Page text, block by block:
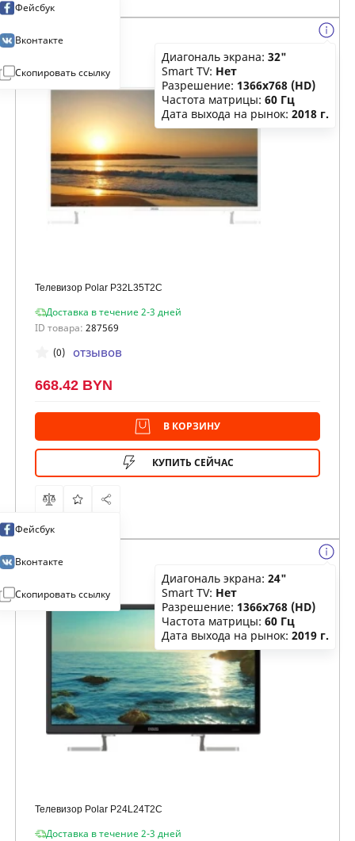
Фейсбук
Вконтакте
Скопировать ссылку
Телевизор Polar P32L35T2C
Доставка в течение 2-3 дней
ID товара: 287569
Диагональ экрана: 32"
Smart TV: Нет
Разрешение: 1366x768 (HD)
Частота матрицы: 60 Гц
Дата выхода на рынок: 2018 г.
(0) отзывов
668.42 BYN
В КОРЗИНУ
КУПИТЬ СЕЙЧАС
Фейсбук
Вконтакте
Скопировать ссылку
Телевизор Polar P24L24T2C
Доставка в течение 2-3 дней
Диагональ экрана: 24"
Smart TV: Нет
Разрешение: 1366x768 (HD)
Частота матрицы: 60 Гц
Дата выхода на рынок: 2019 г.